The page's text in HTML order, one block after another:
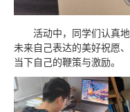
活动中，同学们认真
未来自己表达的美好祝愿
当下自己的鞭策与激励。